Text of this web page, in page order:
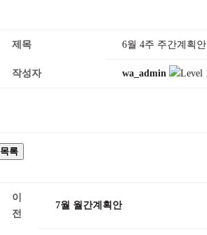
제목 6월 4주 주간계획안
작성자 wa_admin
목록
이
전
7월 월간계획안